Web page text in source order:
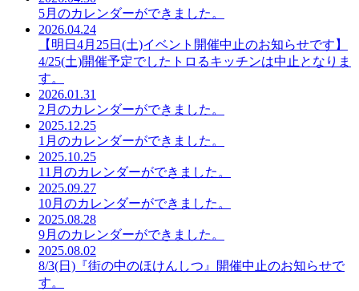
5月のカレンダーができました。
2026.04.24
【明日4月25日(土)イベント開催中止のお知らせです】
4/25(土)開催予定でしたトロるキッチンは中止となりま
す。
2026.01.31
2月のカレンダーができました。
2025.12.25
1月のカレンダーができました。
2025.10.25
11月のカレンダーができました。
2025.09.27
10月のカレンダーができました。
2025.08.28
9月のカレンダーができました。
2025.08.02
8/3(日)『街の中のほけんしつ』開催中止のお知らせで
す。